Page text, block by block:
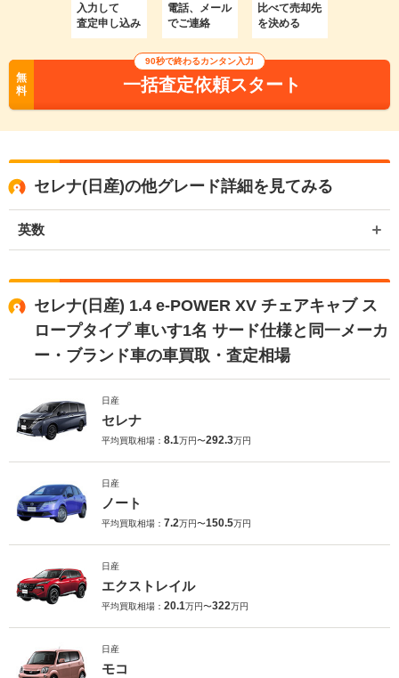
入力して
査定申し込み
電話、メール
でご連絡
比べて売却先
を決める
無
料
90秒で終わるカンタン入力
一括査定依頼スタート
セレナ(日産)の他グレード詳細を見てみる
英数
セレナ(日産) 1.4 e-POWER XV チェアキャブ ス
ロープタイプ 車いす1名 サード仕様と同一メーカ
ー・ブランド車の車買取・査定相場
日産
セレナ
平均買取相場： 8.1万円〜292.3万円
日産
ノート
平均買取相場： 7.2万円〜150.5万円
日産
エクストレイル
平均買取相場： 20.1万円〜322万円
日産
モコ